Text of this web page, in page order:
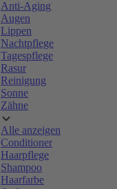
Anti-Aging
Augen
Lippen
Nachtpflege
Tagespflege
Rasur
Reinigung
Sonne
Zähne
Alle anzeigen
Conditioner
Haarpflege
Shampoo
Haarfarbe